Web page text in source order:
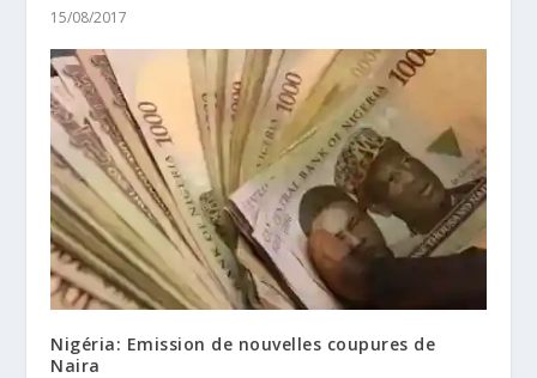
15/08/2017
Nigéria: Emission de nouvelles coupures de
Naira